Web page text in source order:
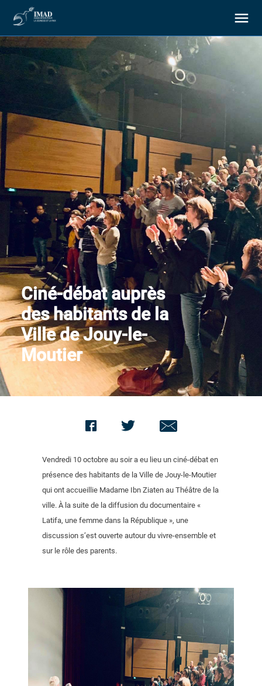
À propos
Nos objectifs
Notre action
Ressources
Nous soutenir
Nous contacter
Ciné-débat auprès
des habitants de la
Ville de Jouy-le-
Moutier
Vendredi 10 octobre au soir a eu lieu un ciné-débat en
présence des habitants de la Ville de Jouy-le-Moutier
qui ont accueillie Madame Ibn Ziaten au Théâtre de la
ville. À la suite de la diffusion du documentaire «
Latifa, une femme dans la République », une
discussion s’est ouverte autour du vivre-ensemble et
sur le rôle des parents.